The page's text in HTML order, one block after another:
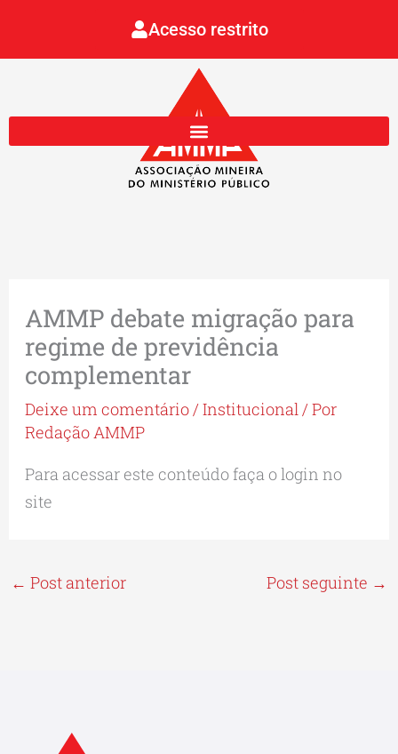
Acesso restrito
AMMP debate migração para
regime de previdência
complementar
Deixe um comentário/Institucional/ Por
Redação AMMP
Para acessar este conteúdo faça o login no
site
← Post anterior Post seguinte →